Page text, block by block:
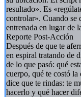
resultado». Es
controlar». Cuando se
entrenada en lugar de
Reporte Post-Acción
Después de que te
en espiral tratando de
de lo que pasó: qué
cuerpo, qué te costó
dice que te rindas: te
hacerlo y qué hacer